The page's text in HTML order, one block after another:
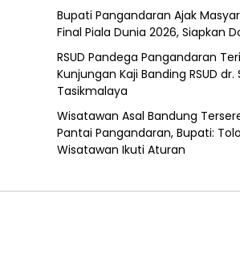
Bupati Pangandaran Ajak
Final Piala Dunia 2026, Siapkan
RSUD Pandega Pangandaran
Kunjungan Kaji Banding RSUD dr.
Tasikmalaya
Wisatawan Asal Bandung
Pantai Pangandaran, Bupati:
Wisatawan Ikuti Aturan